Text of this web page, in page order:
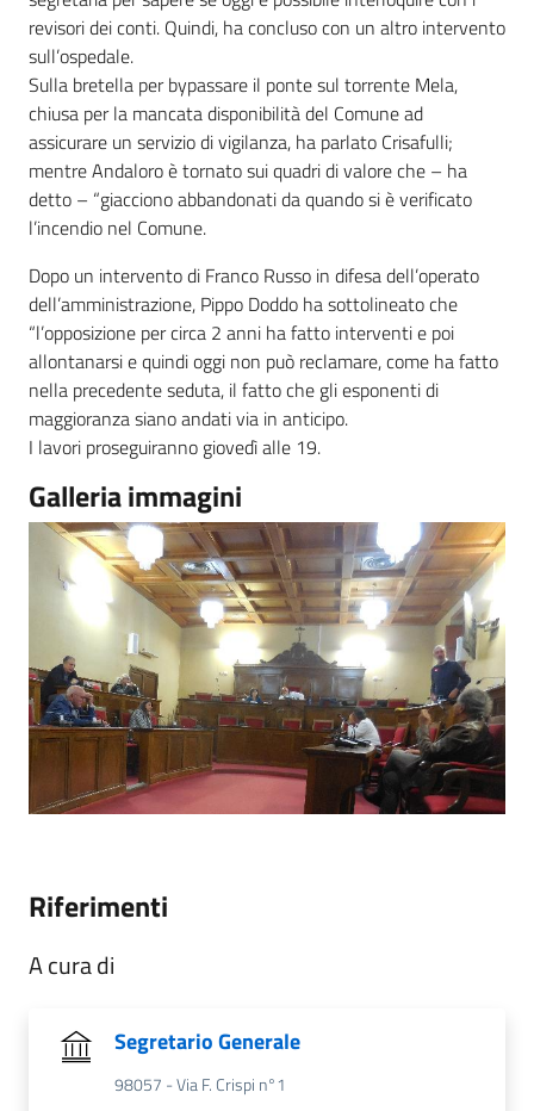
revisori dei conti. Quindi, ha concluso con un altro intervento
sull’ospedale.
Sulla bretella per bypassare il ponte sul torrente Mela,
chiusa per la mancata disponibilità del Comune ad
assicurare un servizio di vigilanza, ha parlato Crisafulli;
mentre Andaloro è tornato sui quadri di valore che – ha
detto – “giacciono abbandonati da quando si è verificato
l’incendio nel Comune.
Dopo un intervento di Franco Russo in difesa dell’operato
dell’amministrazione, Pippo Doddo ha sottolineato che
“l’opposizione per circa 2 anni ha fatto interventi e poi
allontanarsi e quindi oggi non può reclamare, come ha fatto
nella precedente seduta, il fatto che gli esponenti di
maggioranza siano andati via in anticipo.
I lavori proseguiranno giovedì alle 19.
Galleria immagini
Riferimenti
A cura di
Segretario Generale
98057 - Via F. Crispi n°1